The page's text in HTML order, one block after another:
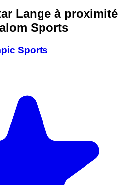
Lange à proximité
Sports
Sports